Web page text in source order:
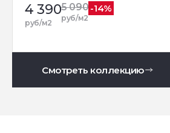
4 390
руб/м2
5 090
руб/м2
-14%
Смотреть коллекцию